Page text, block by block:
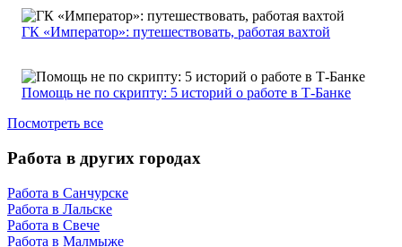
ГК «Император»: путешествовать, работая вахтой
Помощь не по скрипту: 5 историй о работе в Т-Банке
Посмотреть все
Работа в других городах
Работа в Санчурске
Работа в Лальске
Работа в Свече
Работа в Малмыже